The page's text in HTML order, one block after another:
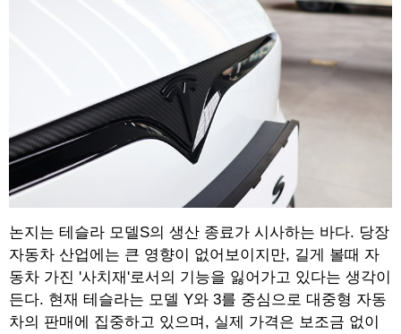
논지는 테슬라 모델S의 생산 종료가 시사하는 바다. 당장
자동차 산업에는 큰 영향이 없어보이지만, 길게 볼때 자
동차 가진 '사치재'로서의 기능을 잃어가고 있다는 생각이
든다. 현재 테슬라는 모델 Y와 3를 중심으로 대중형 자동
차의 판매에 집중하고 있으며, 실제 가격은 보조금 없이